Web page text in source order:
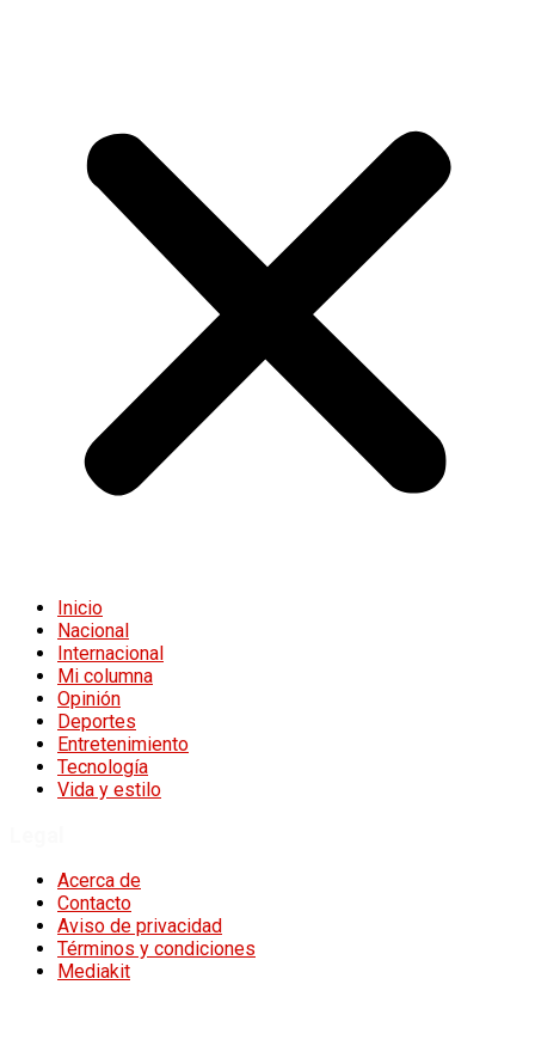
Inicio
Nacional
Internacional
Mi columna
Opinión
Deportes
Entretenimiento
Tecnología
Vida y estilo
Acerca de
Contacto
Aviso de privacidad
Términos y condiciones
Mediakit